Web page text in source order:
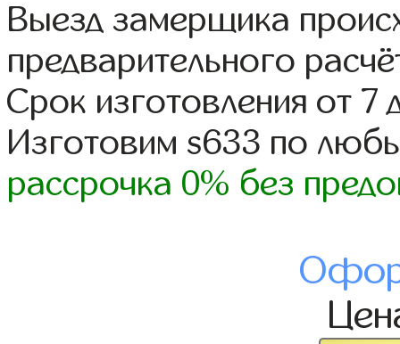
Выезд замерщика
предварительного
Срок изготовления от 7
Изготовим s633 по
рассрочка 0% без